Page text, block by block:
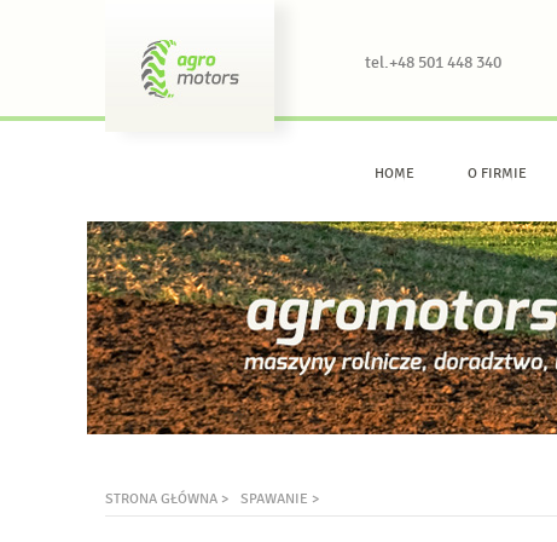
tel.+48 501 448 340
HOME O FIRMIE
STRONA GŁÓWNA > SPAWANIE >